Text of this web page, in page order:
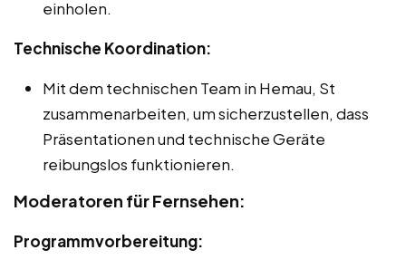
einholen.
Technische Koordination:
Mit dem technischen Team in Hemau, St
zusammenarbeiten, um sicherzustellen, dass
Präsentationen und technische Geräte
reibungslos funktionieren.
Moderatoren für Fernsehen:
Programmvorbereitung: